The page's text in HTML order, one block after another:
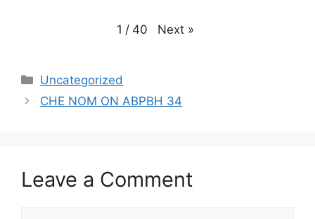
1 / 40 Next »
Categories
Uncategorized
CHE NOM ON ABPBH 34
Leave a Comment